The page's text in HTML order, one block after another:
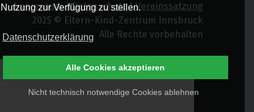
Nutzung zur Verfügung zu stellen.
Datenschutzerklärung
Nicht technisch notwendige Cookies ablehnen
Alle Cookies akzeptieren
Impressum|Datenschutz|Vereinssatzung
2025 © Eltern-Kind-Zentrum Innsbruck
Alle Rechte vorbehalten